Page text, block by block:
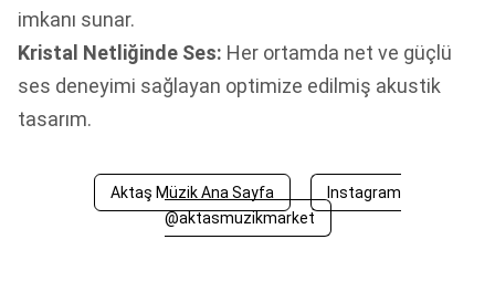
imkanı sunar.
Kristal Netliğinde Ses: Her ortamda net ve güçlü
ses deneyimi sağlayan optimize edilmiş akustik
tasarım.
Aktaş Müzik Ana Sayfa
Instagram
@aktasmuzikmarket